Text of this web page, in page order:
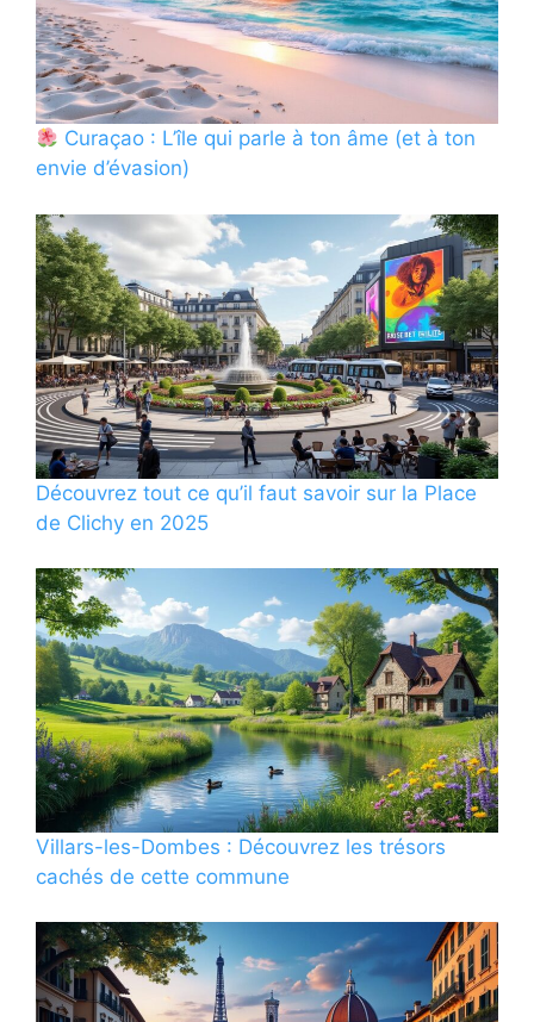
Curaçao : L’île qui parle à ton âme (et à ton
envie d’évasion)
Découvrez tout ce qu’il faut savoir sur la Place
de Clichy en 2025
Villars-les-Dombes : Découvrez les trésors
cachés de cette commune